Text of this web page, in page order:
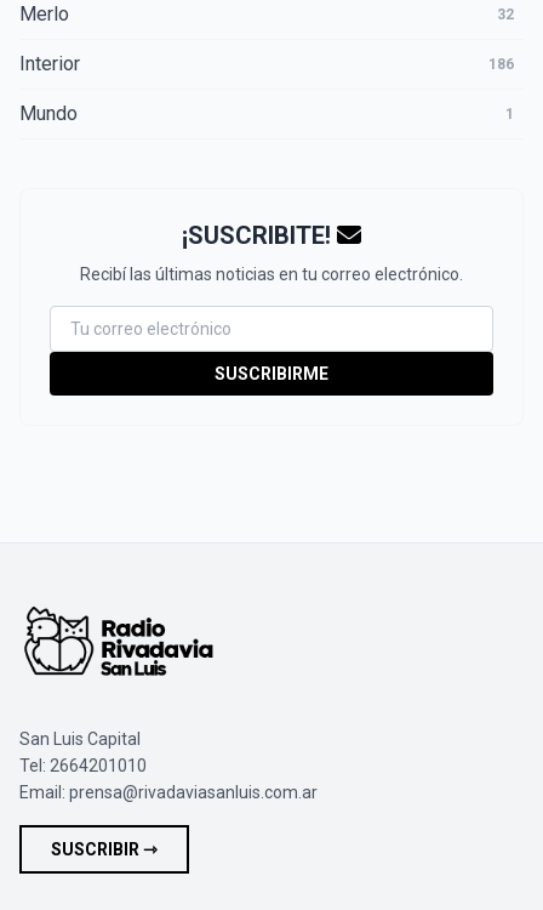
Merlo 32
Interior 186
Mundo 1
¡SUSCRIBITE!
Recibí las últimas noticias en tu correo electrónico.
SUSCRIBIRME
San Luis Capital
Tel: 2664201010
Email: prensa@rivadaviasanluis.com.ar
SUSCRIBIR ⇾